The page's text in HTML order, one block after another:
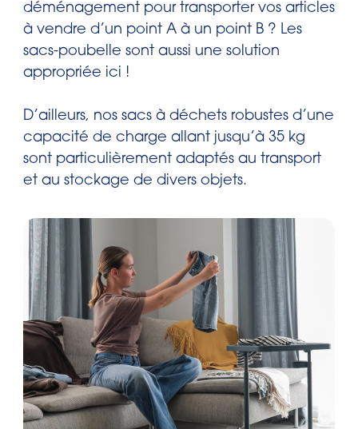
déménagement pour transporter vos articles
à vendre d’un point A à un point B ? Les
sacs-poubelle sont aussi une solution
appropriée ici !
D’ailleurs, nos sacs à déchets robustes d’une
capacité de charge allant jusqu’à 35 kg
sont particulièrement adaptés au transport
et au stockage de divers objets.